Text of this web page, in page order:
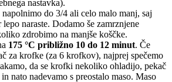
nastavka).
do 3/4 ali celo malo manj, saj
naraste. Dodamo še zamrznjene
zdrobimo na manjše koščke.
175 °C približno 10 do 12 minut. Če
za krofke (za 6 krofkov), najprej spečemo
da se krofki nekoliko ohladijo, pekač
nato nadevamo s preostalo maso. Maso